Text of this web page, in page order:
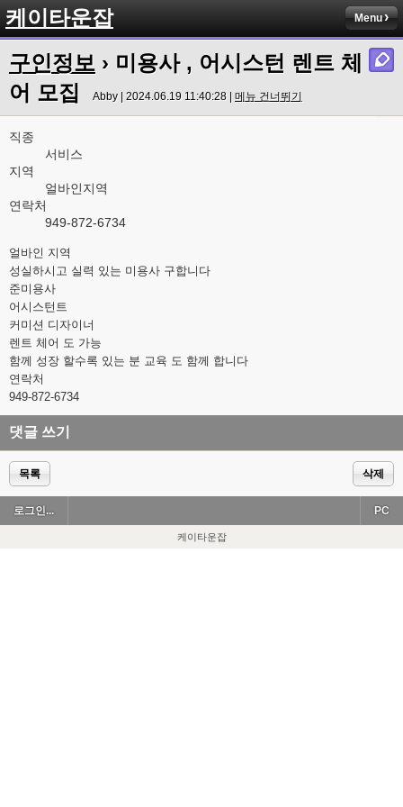
케이타운잡 Menu
구인정보 › 미용사 , 어시스턴 렌트 체
어 모집
Abby | 2024.06.19 11:40:28 | 메뉴 건너뛰기
직종
서비스
지역
얼바인지역
연락처
949-872-6734
얼바인 지역
성실하시고 실력 있는 미용사 구합니다
준미용사
어시스턴트
커미션 디자이너
렌트 체어 도 가능
함께 성장 할수록 있는 분 교육 도 함께 합니다
연락처
949-872-6734
댓글 쓰기
목록 삭제
로그인... PC
케이타운잡